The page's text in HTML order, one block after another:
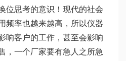
位思考的意识！现代的社会
频率也越来越高，所以仪器
响客户的工作，甚至会影响
，一个厂家要有急人之所急